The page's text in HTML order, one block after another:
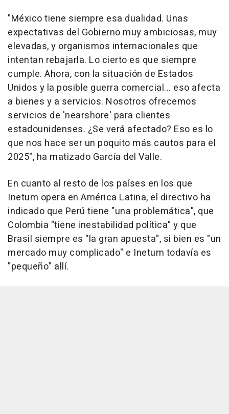
"México tiene siempre esa dualidad. Unas
expectativas del Gobierno muy ambiciosas, muy
elevadas, y organismos internacionales que
intentan rebajarla. Lo cierto es que siempre
cumple. Ahora, con la situación de Estados
Unidos y la posible guerra comercial... eso afecta
a bienes y a servicios. Nosotros ofrecemos
servicios de 'nearshore' para clientes
estadounidenses. ¿Se verá afectado? Eso es lo
que nos hace ser un poquito más cautos para el
2025", ha matizado García del Valle.
En cuanto al resto de los países en los que
Inetum opera en América Latina, el directivo ha
indicado que Perú tiene "una problemática", que
Colombia "tiene inestabilidad política" y que
Brasil siempre es "la gran apuesta", si bien es "un
mercado muy complicado" e Inetum todavía es
"pequeño" allí.